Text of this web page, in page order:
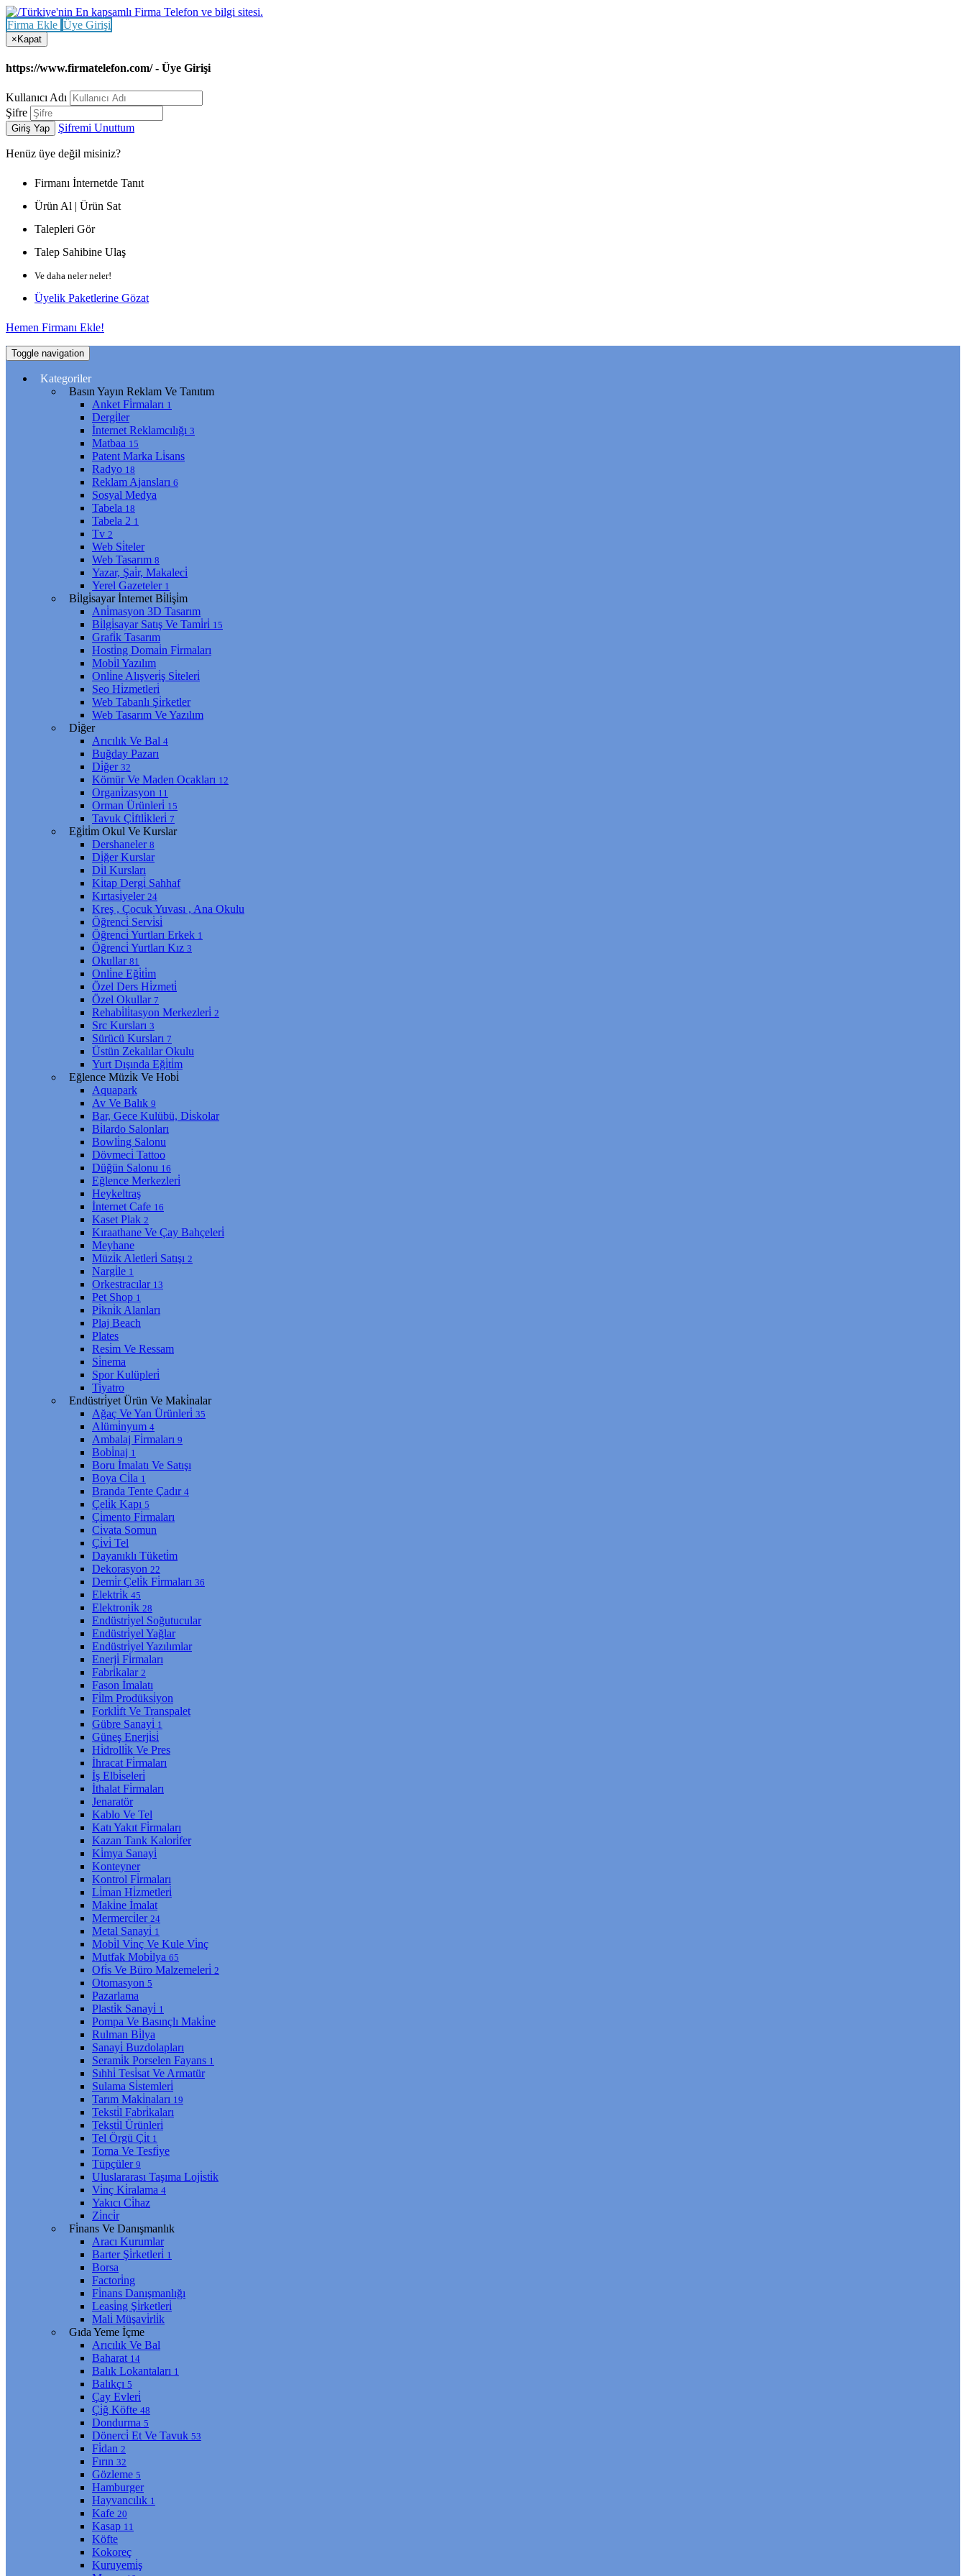
Firma Ekle Üye Girişi
× Kapat
https://www.firmatelefon.com/ - Üye Girişi
Kullanıcı Adı
Şifre
Giriş Yap Şifremi Unuttum
Henüz üye değil misiniz?
Firmanı İnternetde Tanıt
Ürün Al | Ürün Sat
Talepleri Gör
Talep Sahibine Ulaş
Ve daha neler neler!
Üyelik Paketlerine Gözat
Hemen Firmanı Ekle!
Toggle navigation
Kategoriler
Basın Yayın Reklam Ve Tanıtım
Anket Fi̇rmaları 1
Dergi̇ler
İnternet Reklamcılığı 3
Matbaa 15
Patent Marka Li̇sans
Radyo 18
Reklam Ajansları 6
Sosyal Medya
Tabela 18
Tabela 2 1
Tv 2
Web Si̇teler
Web Tasarım 8
Yazar, Şai̇r, Makaleci̇
Yerel Gazeteler 1
Bi̇lgi̇sayar İnternet Bi̇li̇şi̇m
Ani̇masyon 3D Tasarım
Bi̇lgi̇sayar Satış Ve Tami̇ri̇ 15
Grafi̇k Tasarım
Hosti̇ng Domai̇n Fi̇rmaları
Mobi̇l Yazılım
Onli̇ne Alışveri̇ş Si̇teleri̇
Seo Hi̇zmetleri̇
Web Tabanlı Şi̇rketler
Web Tasarım Ve Yazılım
Di̇ğer
Arıcılık Ve Bal 4
Buğday Pazarı
Di̇ğer 32
Kömür Ve Maden Ocakları 12
Organi̇zasyon 11
Orman Ürünleri̇ 15
Tavuk Çi̇ftli̇kleri̇ 7
Eği̇ti̇m Okul Ve Kurslar
Dershaneler 8
Di̇ğer Kurslar
Di̇l Kursları
Ki̇tap Dergi̇ Sahhaf
Kırtasi̇yeler 24
Kreş , Çocuk Yuvası , Ana Okulu
Öğrenci̇ Servi̇si̇
Öğrenci̇ Yurtları Erkek 1
Öğrenci̇ Yurtları Kız 3
Okullar 81
Onli̇ne Eği̇ti̇m
Özel Ders Hi̇zmeti̇
Özel Okullar 7
Rehabi̇li̇tasyon Merkezleri̇ 2
Src Kursları 3
Sürücü Kursları 7
Üstün Zekalılar Okulu
Yurt Dışında Eği̇ti̇m
Eğlence Müzi̇k Ve Hobi̇
Aquapark
Av Ve Balık 9
Bar, Gece Kulübü, Di̇skolar
Bi̇lardo Salonları
Bowli̇ng Salonu
Dövmeci̇ Tattoo
Düğün Salonu 16
Eğlence Merkezleri̇
Heykeltraş
İnternet Cafe 16
Kaset Plak 2
Kıraathane Ve Çay Bahçeleri̇
Meyhane
Müzi̇k Aletleri̇ Satışı 2
Nargi̇le 1
Orkestracılar 13
Pet Shop 1
Pi̇kni̇k Alanları
Plaj Beach
Plates
Resi̇m Ve Ressam
Si̇nema
Spor Kulüpleri̇
Ti̇yatro
Endüstri̇yet Ürün Ve Maki̇nalar
Ağaç Ve Yan Ürünleri̇ 35
Alümi̇nyum 4
Ambalaj Fi̇rmaları 9
Bobi̇naj 1
Boru İmalatı Ve Satışı
Boya Ci̇la 1
Branda Tente Çadır 4
Çeli̇k Kapı 5
Çi̇mento Fi̇rmaları
Ci̇vata Somun
Çi̇vi̇ Tel
Dayanıklı Tüketi̇m
Dekorasyon 22
Demi̇r Çeli̇k Fi̇rmaları 36
Elektri̇k 45
Elektroni̇k 28
Endüstri̇yel Soğutucular
Endüstri̇yel Yağlar
Endüstri̇yel Yazılımlar
Enerji̇ Fi̇rmaları
Fabri̇kalar 2
Fason İmalatı
Fi̇lm Prodüksi̇yon
Forkli̇ft Ve Transpalet
Gübre Sanayi̇ 1
Güneş Enerji̇si̇
Hi̇drolli̇k Ve Pres
İhracat Fi̇rmaları
İş Elbi̇seleri̇
İthalat Fi̇rmaları
Jenaratör
Kablo Ve Tel
Katı Yakıt Fi̇rmaları
Kazan Tank Kalori̇fer
Ki̇mya Sanayi̇
Konteyner
Kontrol Fi̇rmaları
Li̇man Hi̇zmetleri̇
Maki̇ne İmalat
Mermerci̇ler 24
Metal Sanayi̇ 1
Mobi̇l Vi̇nç Ve Kule Vi̇nç
Mutfak Mobi̇lya 65
Ofi̇s Ve Büro Malzemeleri̇ 2
Otomasyon 5
Pazarlama
Plasti̇k Sanayi̇ 1
Pompa Ve Basınçlı Maki̇ne
Rulman Bi̇lya
Sanayi̇ Buzdolapları
Serami̇k Porselen Fayans 1
Sıhhi̇ Tesi̇sat Ve Armatür
Sulama Si̇stemleri̇
Tarım Maki̇naları 19
Teksti̇l Fabri̇kaları
Teksti̇l Ürünleri̇
Tel Örgü Çi̇t 1
Torna Ve Tesfi̇ye
Tüpçüler 9
Uluslararası Taşıma Loji̇sti̇k
Vi̇nç Ki̇ralama 4
Yakıcı Ci̇haz
Zi̇nci̇r
Fi̇nans Ve Danışmanlık
Aracı Kurumlar
Barter Şi̇rketleri̇ 1
Borsa
Factori̇ng
Fi̇nans Danışmanlığı
Leasi̇ng Şi̇rketleri̇
Mali̇ Müşavi̇rli̇k
Gıda Yeme İçme
Arıcılık Ve Bal
Baharat 14
Balık Lokantaları 1
Balıkçı 5
Çay Evleri̇
Çi̇ğ Köfte 48
Dondurma 5
Dönerci̇ Et Ve Tavuk 53
Fi̇dan 2
Fırın 32
Gözleme 5
Hamburger
Hayvancılık 1
Kafe 20
Kasap 11
Köfte
Kokoreç
Kuruyemi̇ş